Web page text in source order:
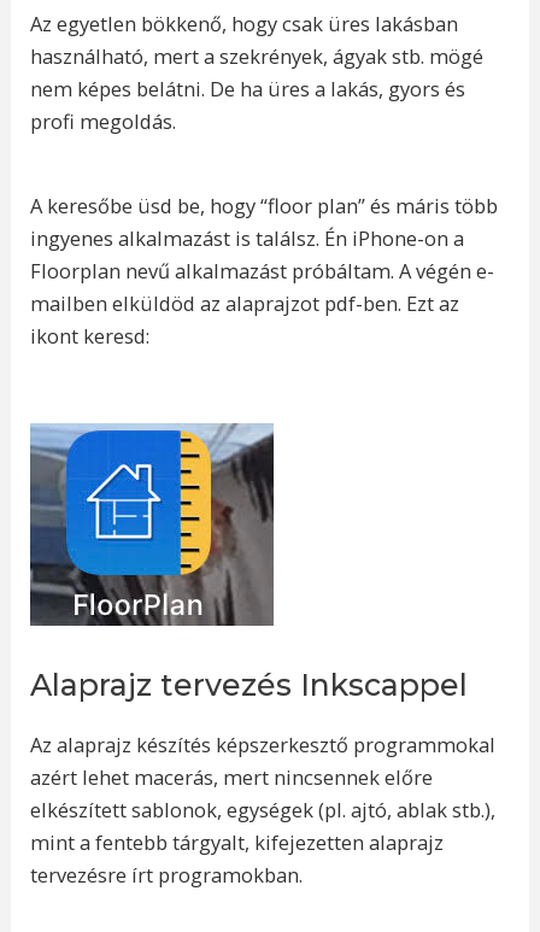
Az egyetlen bökkenő, hogy csak üres lakásban
használható, mert a szekrények, ágyak stb. mögé
nem képes belátni. De ha üres a lakás, gyors és
profi megoldás.
A keresőbe üsd be, hogy “floor plan” és máris több
ingyenes alkalmazást is találsz. Én iPhone-on a
Floorplan nevű alkalmazást próbáltam. A végén e-
mailben elküldöd az alaprajzot pdf-ben. Ezt az
ikont keresd:
Alaprajz tervezés Inkscappel
Az alaprajz készítés képszerkesztő programmokal
azért lehet macerás, mert nincsennek előre
elkészített sablonok, egységek (pl. ajtó, ablak stb.),
mint a fentebb tárgyalt, kifejezetten alaprajz
tervezésre írt programokban.